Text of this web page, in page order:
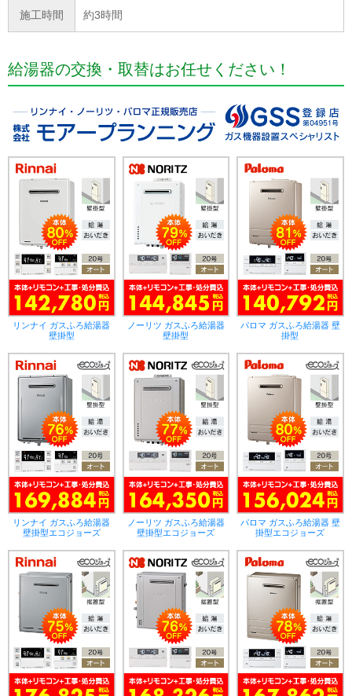
施工時間 約3時間
給湯器の交換・取替はお任せください！
リンナイ ガスふろ給湯器
壁掛型
ノーリツ ガスふろ給湯器
壁掛型
パロマ ガスふろ給湯器 壁
掛型
リンナイ ガスふろ給湯器
壁掛型エコジョーズ
ノーリツ ガスふろ給湯器
壁掛型エコジョーズ
パロマ ガスふろ給湯器 壁
掛型エコジョーズ